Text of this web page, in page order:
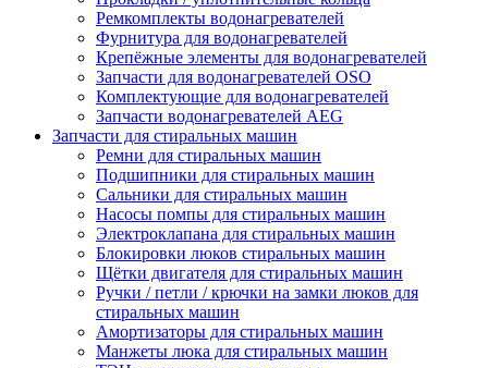
Ремкомплекты водонагревателей
Фурнитура для водонагревателей
Крепёжные элементы для водонагревателей
Запчасти для водонагревателей OSO
Комплектующие для водонагревателей
Запчасти водонагревателей AEG
Запчасти для стиральных машин
Ремни для стиральных машин
Подшипники для стиральных машин
Сальники для стиральных машин
Насосы помпы для стиральных машин
Электроклапана для стиральных машин
Блокировки люков стиральных машин
Щётки двигателя для стиральных машин
Ручки / петли / крючки на замки люков для
стиральных машин
Амортизаторы для стиральных машин
Манжеты люка для стиральных машин